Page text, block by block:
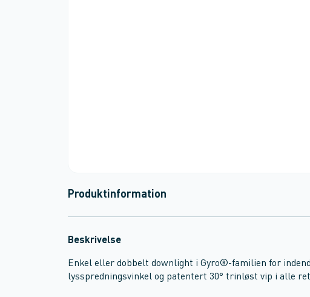
Produktinformation
Beskrivelse
Enkel eller dobbelt downlight i Gyro®-familien for
lysspredningsvinkel og patentert 30° trinløst vip i alle